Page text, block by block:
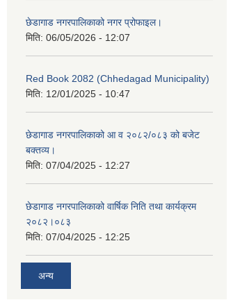
छेडागाड नगरपालिकाको नगर प्रोफाइल।
मिति: 06/05/2026 - 12:07
Red Book 2082 (Chhedagad Municipality)
मिति: 12/01/2025 - 10:47
छेडागाड नगरपालिकाको आ व २०८२/०८३ को बजेट
बक्तव्य।
मिति: 07/04/2025 - 12:27
छेडागाड नगरपालिकाको वार्षिक निति तथा कार्यक्रम
२०८२।०८३
मिति: 07/04/2025 - 12:25
अन्य